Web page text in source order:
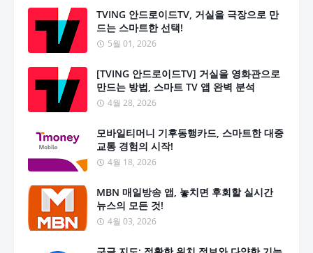
TVING 안드로이드TV, 거실을 극장으로 만
드는 스마트한 선택!
5월 01, 2026
[TVING 안드로이드TV] 거실을 영화관으로
만드는 방법, 스마트 TV 앱 완벽 분석
4월 28, 2026
모바일티머니 기후동행카드, 스마트한 대중
교통 경험의 시작!
4월 18, 2026
MBN 매일방송 앱, 놓치면 후회할 실시간
뉴스의 모든 것!
4월 03, 2026